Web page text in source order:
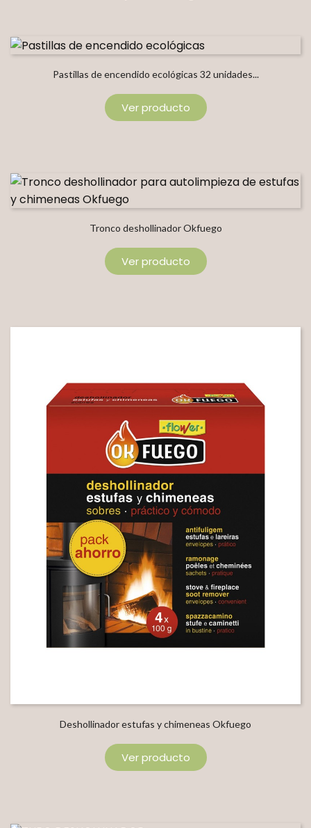
Pastillas de encendido ecológicas 32 unidades...
Ver producto
Tronco deshollinador Okfuego
Ver producto
Deshollinador estufas y chimeneas Okfuego
Ver producto